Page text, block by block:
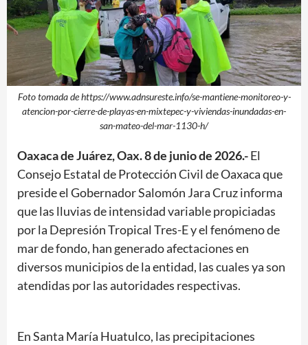
Foto tomada de https://www.adnsureste.info/se-mantiene-monitoreo-y-
atencion-por-cierre-de-playas-en-mixtepec-y-viviendas-inundadas-en-
san-mateo-del-mar-1130-h/
Oaxaca de Juárez, Oax. 8 de junio de 2026.-El
Consejo Estatal de Protección Civil de Oaxaca que
preside el Gobernador Salomón Jara Cruz informa
que las lluvias de intensidad variable propiciadas
por la Depresión Tropical Tres-E y el fenómeno de
mar de fondo, han generado afectaciones en
diversos municipios de la entidad, las cuales ya son
atendidas por las autoridades respectivas.
En Santa María Huatulco, las precipitaciones